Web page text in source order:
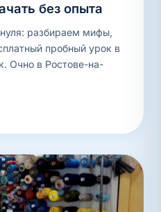
без опыта
разбираем мифы,
пробный урок в
Очно в Ростове-на-